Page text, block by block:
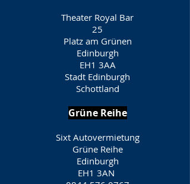
Theater Royal Bar
25
Platz am Grünen
Edinburgh
EH1 3AA
Stadt Edinburgh
Schottland
Grüne Reihe
Sixt Autovermietung
Grüne Reihe
Edinburgh
EH1 3AN